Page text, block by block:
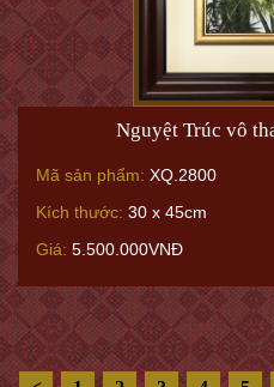
Nguyệt Trúc vô
Mã sản phẩm: XQ.2800
Kích thước: 30 x 45cm
Giá: 5.500.000VNĐ